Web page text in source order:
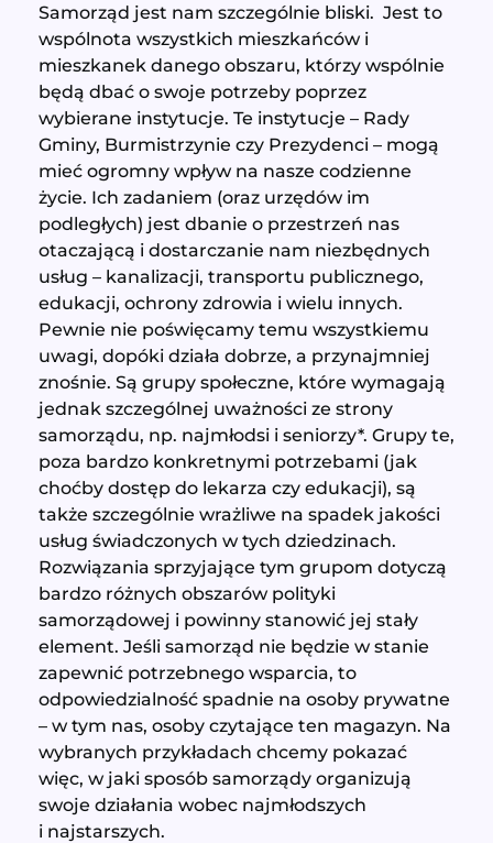
Samorząd jest nam szczególnie bliski. Jest to
wspólnota wszystkich mieszkańców i
mieszkanek danego obszaru, którzy wspólnie
będą dbać o swoje potrzeby poprzez
wybierane instytucje. Te instytucje – Rady
Gminy, Burmistrzynie czy Prezydenci – mogą
mieć ogromny wpływ na nasze codzienne
życie. Ich zadaniem (oraz urzędów im
podległych) jest dbanie o przestrzeń nas
otaczającą i dostarczanie nam niezbędnych
usług – kanalizacji, transportu publicznego,
edukacji, ochrony zdrowia i wielu innych.
Pewnie nie poświęcamy temu wszystkiemu
uwagi, dopóki działa dobrze, a przynajmniej
znośnie. Są grupy społeczne, które wymagają
jednak szczególnej uważności ze strony
samorządu, np. najmłodsi i seniorzy*. Grupy te,
poza bardzo konkretnymi potrzebami (jak
choćby dostęp do lekarza czy edukacji), są
także szczególnie wrażliwe na spadek jakości
usług świadczonych w tych dziedzinach.
Rozwiązania sprzyjające tym grupom dotyczą
bardzo różnych obszarów polityki
samorządowej i powinny stanowić jej stały
element. Jeśli samorząd nie będzie w stanie
zapewnić potrzebnego wsparcia, to
odpowiedzialność spadnie na osoby prywatne
– w tym nas, osoby czytające ten magazyn. Na
wybranych przykładach chcemy pokazać
więc, w jaki sposób samorządy organizują
swoje działania wobec najmłodszych
i najstarszych.